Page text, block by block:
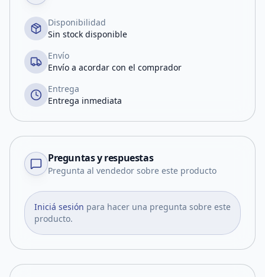
Disponibilidad
Sin stock disponible
Envío
Envío a acordar con el comprador
Entrega
Entrega inmediata
Preguntas y respuestas
Pregunta al vendedor sobre este producto
Iniciá sesión para hacer una pregunta sobre este
producto.